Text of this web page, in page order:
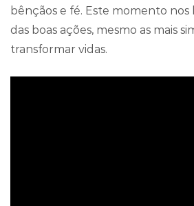
bênçãos e fé. Este momento
das boas ações, mesmo as mais
transformar vidas.